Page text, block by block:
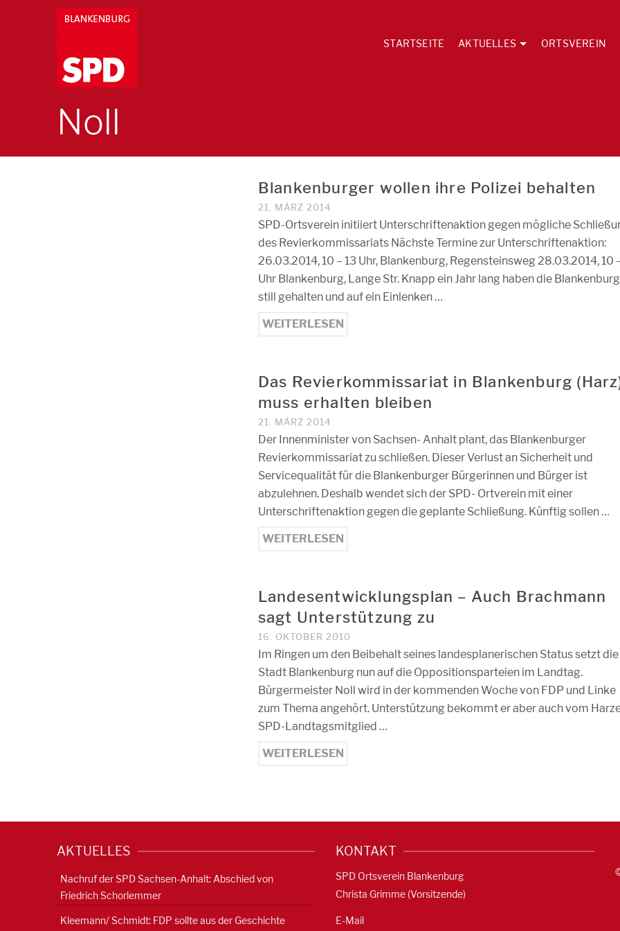
STARTSEITE AKTUELLES ORTSVEREIN
Noll
Blankenburger wollen ihre Polizei behalten
21. MÄRZ 2014
SPD-Ortsverein initiiert Unterschriftenaktion gegen mögliche
des Revierkommissariats Nächste Termine zur Unterschriftenaktion:
26.03.2014, 10 – 13 Uhr, Blankenburg, Regensteinsweg 28.03.2014, 10
Uhr Blankenburg, Lange Str. Knapp ein Jahr lang haben die
still gehalten und auf ein Einlenken …
WEITERLESEN
Das Revierkommissariat in Blankenburg
muss erhalten bleiben
21. MÄRZ 2014
Der Innenminister von Sachsen- Anhalt plant, das Blankenburger
Revierkommissariat zu schließen. Dieser Verlust an Sicherheit und
Servicequalität für die Blankenburger Bürgerinnen und Bürger ist
abzulehnen. Deshalb wendet sich der SPD- Ortverein mit einer
Unterschriftenaktion gegen die geplante Schließung. Künftig sollen …
WEITERLESEN
Landesentwicklungsplan – Auch Brachmann
sagt Unterstützung zu
16. OKTOBER 2010
Im Ringen um den Beibehalt seines landesplanerischen Status setzt die
Stadt Blankenburg nun auf die Oppositionsparteien im Landtag.
Bürgermeister Noll wird in der kommenden Woche von FDP und Linke
zum Thema angehört. Unterstützung bekommt er aber auch vom
SPD-Landtagsmitglied …
WEITERLESEN
AKTUELLES
Nachruf der SPD Sachsen-Anhalt: Abschied von
Friedrich Schorlemmer
Kleemann/ Schmidt: FDP sollte aus der Geschichte
KONTAKT
SPD Ortsverein Blankenburg
Christa Grimme (Vorsitzende)
E-Mail